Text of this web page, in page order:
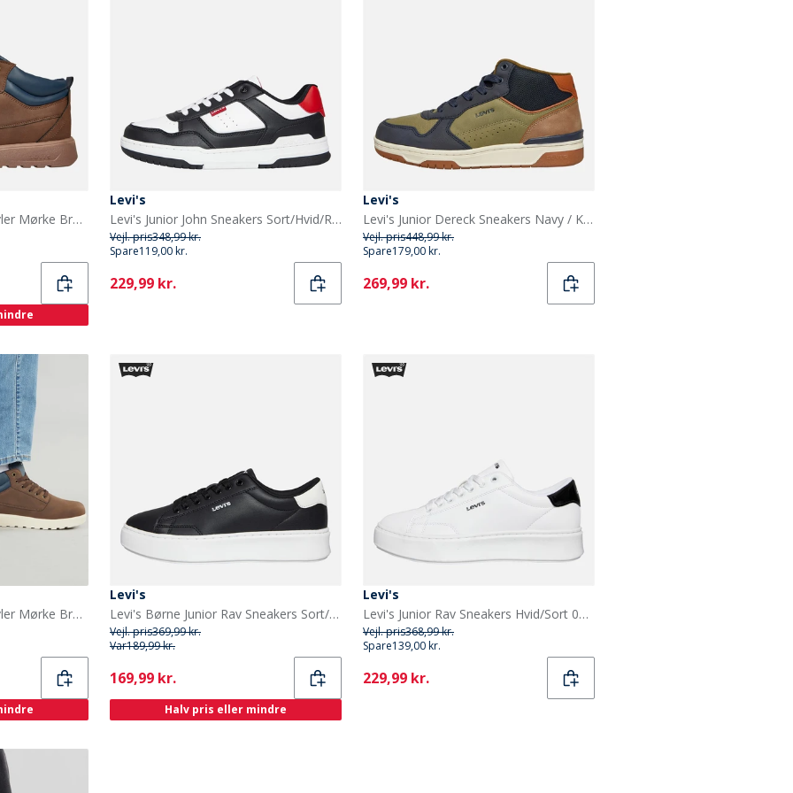
Levi's Junior Arizona Støvler Mørke Brun 0018
Levi's
Levi's Junior John Sneakers Sort/Hvid/Rød 0230 Black White Red 0230
Vejl. pris348,99 kr.
Spare119,00 kr.
Current
229,99 kr.
Levi's
Levi's Junior Dereck Sneakers Navy / Khaki 1691
Vejl. pris448,99 kr.
Spare179,00 kr.
Current
269,99 kr.
Levi's Junior Arizona Støvler Mørke Brun 0018
Levi's
Levi's Børne Junior Rav Sneakers Sort/Hvid 0008 Black White 0008
Vejl. pris369,99 kr.
Var189,99 kr.
Current
169,99 kr.
Halv pris eller mindre
Levi's
Levi's Junior Rav Sneakers Hvid/Sort 0062 White Black 0062
Vejl. pris368,99 kr.
Spare139,00 kr.
Current
229,99 kr.